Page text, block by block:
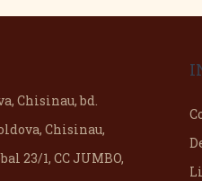
Chisinau, bd.
Chisinau,
23/1, CC JUMBO,